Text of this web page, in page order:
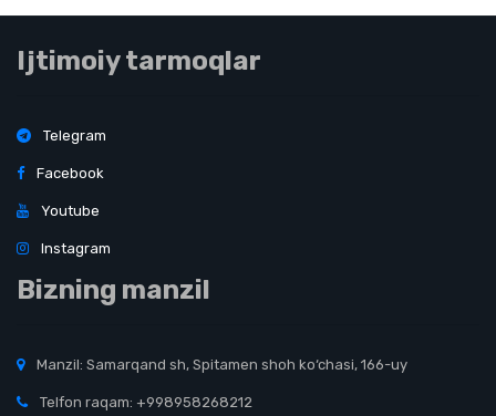
Ijtimoiy tarmoqlar
Telegram
Facebook
Youtube
Instagram
Bizning manzil
Manzil: Samarqand sh, Spitamen shoh ko‘chasi, 166-uy
Telfon raqam: +998958268212